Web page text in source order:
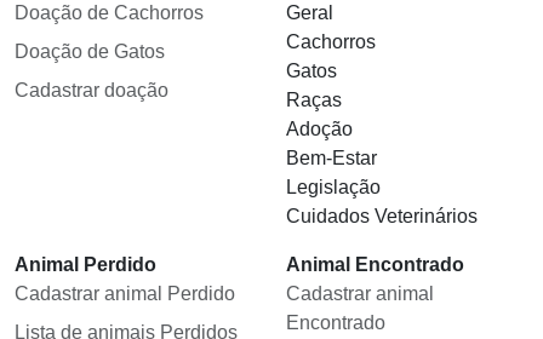
Doação de Cachorros
Doação de Gatos
Cadastrar doação
Geral
Cachorros
Gatos
Raças
Adoção
Bem-Estar
Legislação
Cuidados Veterinários
Animal Perdido
Cadastrar animal Perdido
Lista de animais Perdidos
Animal Encontrado
Cadastrar animal
Encontrado